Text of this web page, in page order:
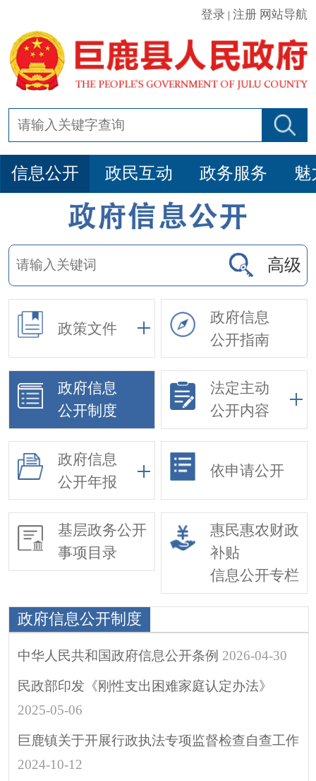
登录 |注册 网站导航
信息公开 政民互动 政务服务 魅
高级
政策文件
政府信息
公开指南
政府信息
公开制度
法定主动
公开内容
政府信息
公开年报
依申请公开
基层政务公开
事项目录
惠民惠农财政
补贴
信息公开专栏
政府信息公开制度
中华人民共和国政府信息公开条例 2026-04-30
民政部印发《刚性支出困难家庭认定办法》
2025-05-06
巨鹿镇关于开展行政执法专项监督检查自查工作
2024-10-12